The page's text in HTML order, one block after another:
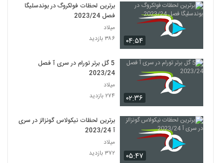
۰۴:۵۴
برترین لحظات فولکروگ در بوندسلیگا
فصل 2023/24
میلاد
۳۸۶ بازدید
۰۲:۳۶
5 گل برتر تورام در سری آ فصل
2023/24
میلاد
۲۷۴ بازدید
۰۵:۴۷
برترین لحظات نیکولاس گونزالز در سری
آ 2023/24
میلاد
۳۷۲ بازدید